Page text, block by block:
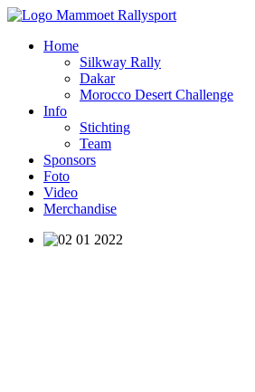
Home
Silkway Rally
Dakar
Morocco Desert Challenge
Info
Stichting
Team
Sponsors
Foto
Video
Merchandise